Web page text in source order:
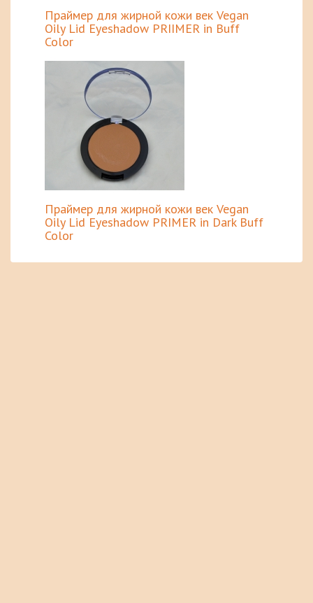
Праймер для жирной кожи век Vegan
Oily Lid Eyeshadow PRIIMER in Buff
Color
Праймер для жирной кожи век Vegan
Oily Lid Eyeshadow PRIMER in Dark Buff
Color